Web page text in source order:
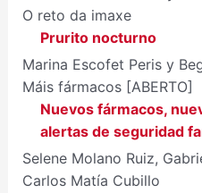
O reto da imaxe
Prurito nocturno
Marina Escofet Peris y
Máis fármacos [ABERTO]
Nuevos fármacos,
alertas de seguridad
Selene Molano Ruiz,
Carlos Matía Cubillo